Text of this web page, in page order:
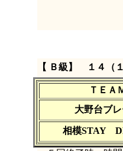
【 Ｂ級】 １４（１
ＴＥＡ
大野台ブ
相模STAY